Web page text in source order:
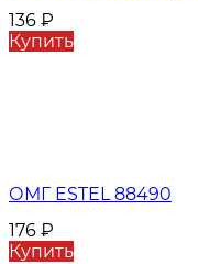
136 ₽
Купить
ОМГ ESTEL 88490
176 ₽
Купить